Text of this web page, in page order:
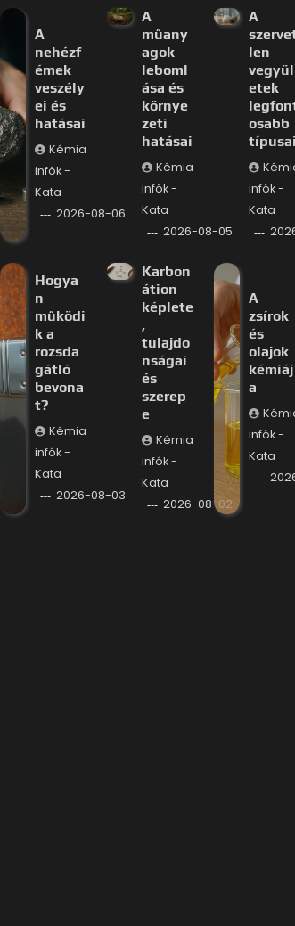
A
nehézf
émek
veszély
ei és
hatásai
Kémia
infók -
Kata
2026-08-06
A
műany
agok
leboml
ása és
környe
zeti
hatásai
Kémia
infók -
Kata
2026-08-05
A
len
vegyül
etek
osabb
típusai
infók -
Kata
Hogya
n
működi
k a
rozsda
gátló
bevona
t?
Kémia
infók -
Kata
2026-08-03
Karbon
átion
képlete
,
tulajdo
nságai
és
szerep
e
Kémia
infók -
Kata
2026-08-02
A
zsírok
és
olajok
kémiáj
a
infók -
Kata